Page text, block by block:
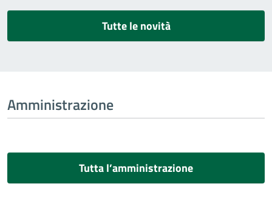
Tutte le novità
Amministrazione
Tutta l’amministrazione